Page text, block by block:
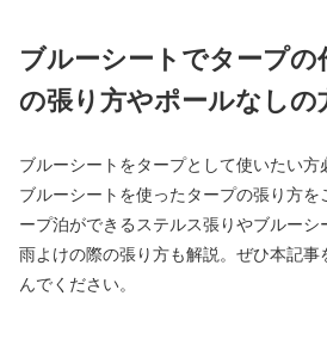
ブルーシートでタープの
の張り方やポールなしの
ブルーシートをタープとして使いたい方
ブルーシートを使ったタープの張り方を
ープ泊ができるステルス張りやブルーシ
雨よけの際の張り方も解説。ぜひ本記事
んでください。